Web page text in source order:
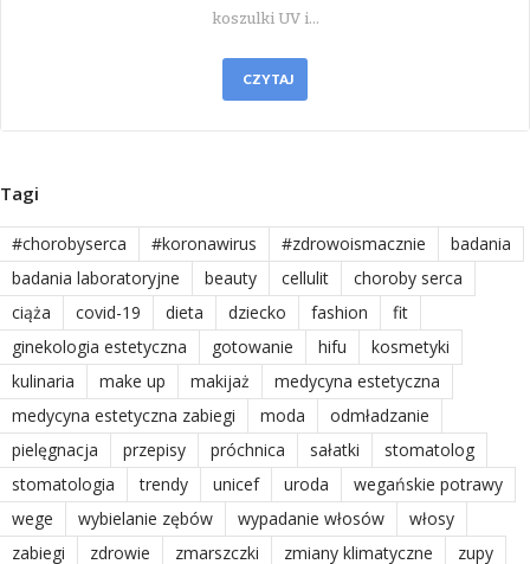
koszulki UV i…
CZYTAJ
Tagi
#chorobyserca #koronawirus #zdrowoismacznie
badania
badania laboratoryjne
beauty cellulit
choroby serca
ciąża
covid-19 dieta dziecko fashion
fit
ginekologia estetyczna
gotowanie hifu
kosmetyki
kulinaria
make up makijaż
medycyna estetyczna
medycyna estetyczna zabiegi
moda
odmładzanie
pielęgnacja
przepisy próchnica sałatki
stomatolog
stomatologia
trendy unicef uroda
wegańskie potrawy
wege
wybielanie zębów wypadanie włosów
włosy
zabiegi
zdrowie zmarszczki zmiany klimatyczne zupy